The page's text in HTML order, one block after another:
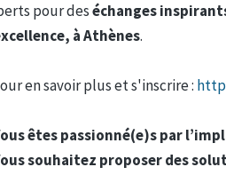
pour deséchanges
à Athènes.
en savoir plus et s'inscrire :
êtes passionné(e)s par
souhaitez proposer des